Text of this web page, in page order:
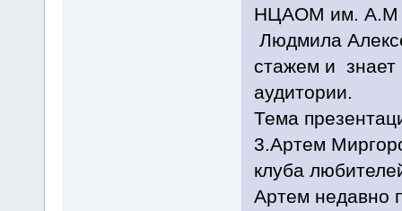
НЦАОМ им. А.М
Людмила
стажем и знает
аудитории.
Тема
3.Артем
клуба
Артем недавно